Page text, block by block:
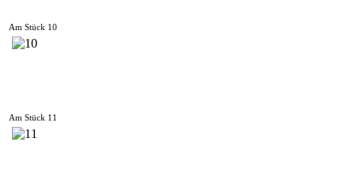
Am Stück 10
Am Stück 11